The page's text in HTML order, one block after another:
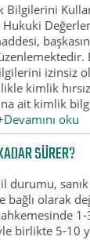
Bilgilerini
Hukuki
izinsiz
kimlik
ait kimlik
oku
SÜRER?
durumu,
bağlı olarak
birlikte 5-10